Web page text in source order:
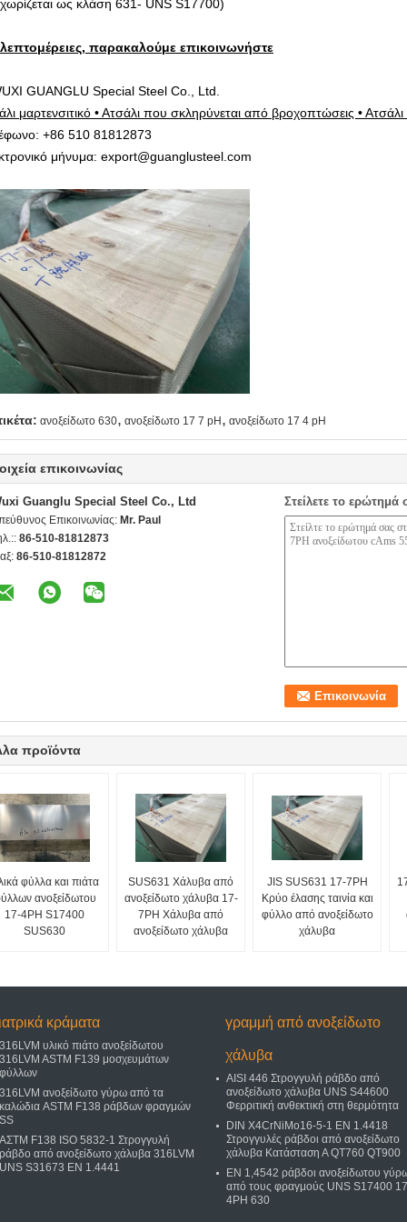
ως κλάση 631- UNS S17700)
λεπτομέρειες, παρακαλούμε επικοινωνήστε
GUANGLU Special Steel Co., Ltd.
μαρτενσιτικό • Ατσάλι που σκληρύνεται από βροχοπτώσεις • Ατσάλι
+86 510 81812873
μήνυμα: export@guanglusteel.com
ανοξείδωτο 630, ανοξείδωτο 17 7 pH , ανοξείδωτο 17 4 pH
επικοινωνίας
Guanglu Special Steel Co., Ltd
Επικοινωνίας: Mr. Paul
86-510-81812873
86-510-81812872
Στείλετε το ερώτημά
προϊόντα
φύλλα και πιάτα
ανοξείδωτου
17-4PH S17400
SUS630
SUS631 Χάλυβα από
ανοξείδωτο χάλυβα 17-
7PH Χάλυβα από
ανοξείδωτο χάλυβα
JIS SUS631 17-7PH
Κρύο έλασης ταινία και
φύλλο από ανοξείδωτο
χάλυβα
ιατρικά κράματα
316LVM υλικό πιάτο ανοξείδωτου
316LVM ASTM F139 μοσχευμάτων
φύλλων
316LVM ανοξείδωτο γύρω από τα
καλώδια ASTM F138 ράβδων φραγμών
SS
ΑΣTM F138 ISO 5832-1 Στρογγυλή
ράβδο από ανοξείδωτο χάλυβα 316LVM
UNS S31673 EN 1.4441
γραμμή από ανοξείδωτο
χάλυβα
AISI 446 Στρογγυλή ράβδο από
ανοξείδωτο χάλυβα UNS S44600
Φερριτική ανθεκτική στη θερμότητα
DIN X4CrNiMo16-5-1 EN 1.4418
Στρογγυλές ράβδοι από ανοξείδωτο
χάλυβα Κατάσταση Α QT760 QT900
EN 1,4542 ράβδοι ανοξείδωτου
από τους φραγμούς UNS S17400
4PH 630